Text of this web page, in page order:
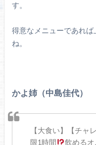
す。
得意なメニューであれ
ね。
かよ姉（中島佳代）
【大食い】【チャ
限1時間
飲める